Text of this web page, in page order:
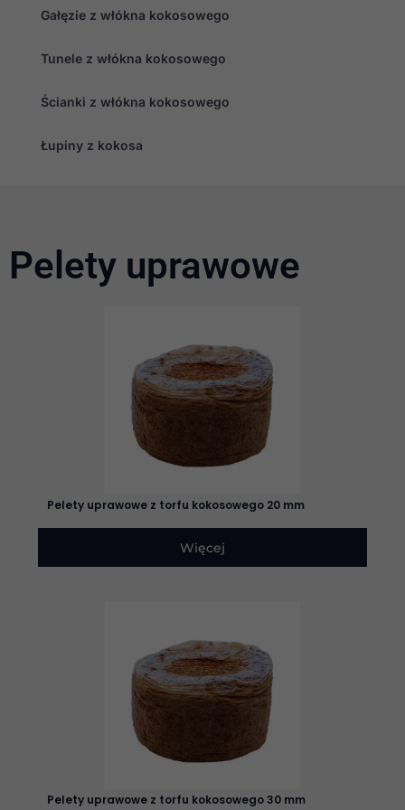
Gałęzie z włókna kokosowego
Tunele z włókna kokosowego
Ścianki z włókna kokosowego
Łupiny z kokosa
Pelety uprawowe
Pelety uprawowe z torfu kokosowego 20 mm
Więcej
Pelety uprawowe z torfu kokosowego 30 mm
Konieczne